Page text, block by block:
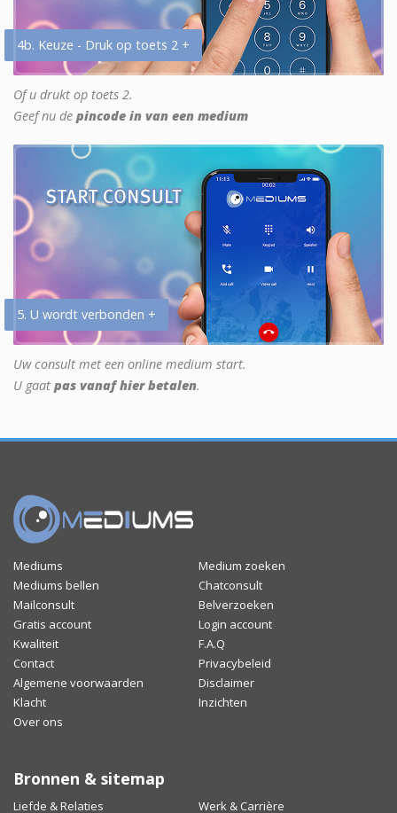
4b. Keuze - Druk op toets 2 +
Of u drukt op toets 2.
Geef nu de pincode in van een medium
5. U wordt verbonden +
Uw consult met een online medium start.
U gaat pas vanaf hier betalen.
Mediums
Medium zoeken
Mediums bellen
Chatconsult
Mailconsult
Belverzoeken
Gratis account
Login account
Kwaliteit
F.A.Q
Contact
Privacybeleid
Algemene voorwaarden
Disclaimer
Klacht
Inzichten
Over ons
Bronnen & sitemap
Liefde & Relaties Werk & Carrière